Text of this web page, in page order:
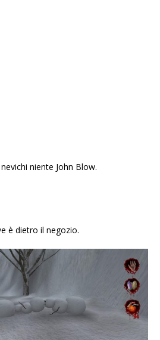
niente John Blow.
è dietro il negozio.